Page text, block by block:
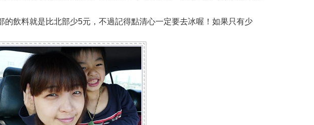
飲料就是比北部少5元，不過記得點清心一定要去冰喔！如果只有少